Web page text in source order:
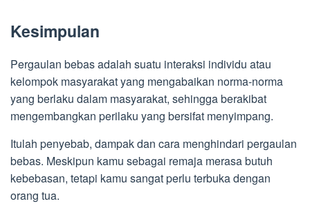
Kesimpulan
Pergaulan bebas adalah suatu interaksi individu atau
kelompok masyarakat yang mengabaikan norma-norma
yang berlaku dalam masyarakat, sehingga berakibat
mengembangkan perilaku yang bersifat menyimpang.
Itulah penyebab, dampak dan cara menghindari pergaulan
bebas. Meskipun kamu sebagai remaja merasa butuh
kebebasan, tetapi kamu sangat perlu terbuka dengan
orang tua.